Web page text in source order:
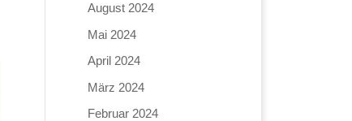
August 2024
Mai 2024
April 2024
März 2024
Februar 2024